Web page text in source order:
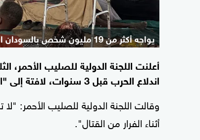
يواجه أكثر من 19 مليون شخص بالسودان انعدام الأمن الغذائي
اندلاع الحرب قبل 3 سنوات، لافتة إلى "المعاناة النفسية العميقة والمستمرة" التي لحقت بالعائلات.
وقالت اللجنة الدولية للصليب الأحمر: "لا
أثناء الفرار من القتال".